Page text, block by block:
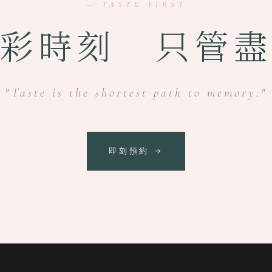
— TASTE FIRST
時刻 只管
"Taste is the shortest path to memory."
即刻預約 →